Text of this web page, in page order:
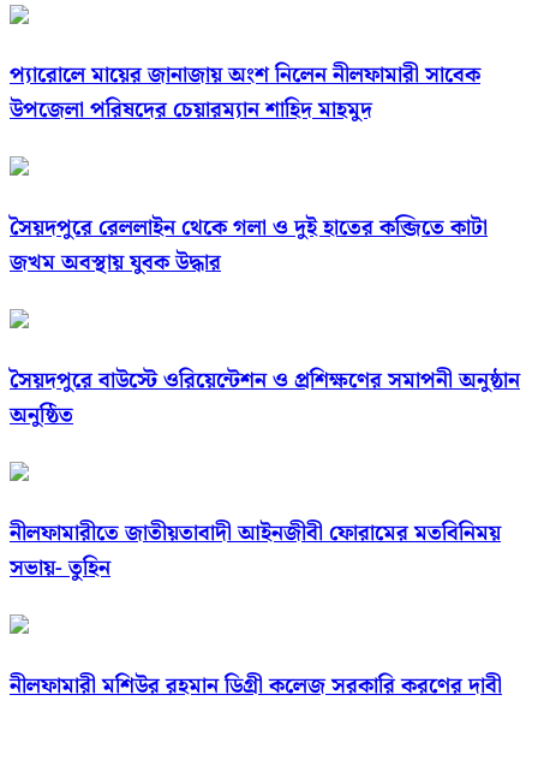
প্যারোলে মায়ের জানাজায় অংশ নিলেন নীলফামারী সাবেক
উপজেলা পরিষদের চেয়ারম্যান শাহিদ মাহমুদ
সৈয়দপুরে রেললাইন থেকে গলা ও দুই হাতের কব্জিতে কাটা
জখম অবস্থায় যুবক উদ্ধার
সৈয়দপুরে বাউস্টে ওরিয়েন্টেশন ও প্রশিক্ষণের সমাপনী অনুষ্ঠান
অনুষ্ঠিত
নীলফামারীতে জাতীয়তাবাদী আইনজীবী ফোরামের মতবিনিময়
সভায়- তুহিন
নীলফামারী মশিউর রহমান ডিগ্রী কলেজ সরকারি করণের দাবী